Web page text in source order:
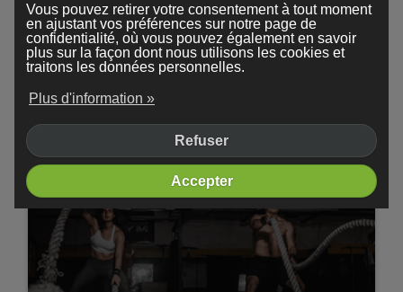
Minimaliste
Vous pouvez retirer votre consentement à tout moment
en ajustant vos préférences sur notre page de
confidentialité, où vous pouvez également en savoir
plus sur la façon dont nous utilisons les cookies et
traitons les données personnelles.
Plus d'information »
Refuser
Accepter